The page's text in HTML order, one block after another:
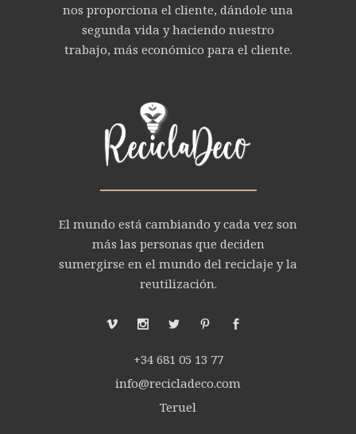
nos proporciona el cliente, dándole una
segunda vida y haciendo nuestro
trabajo, más económico para el cliente.
El mundo está cambiando y cada vez son
más las personas que deciden
sumergirse en el mundo del reciclaje y la
reutilización.
+34 681 05 13 77
info@recicladeco.com
Teruel